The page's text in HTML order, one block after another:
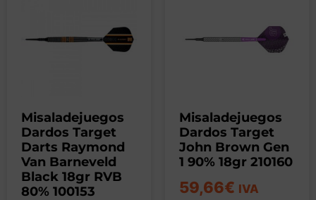
Misaladejuegos
Dardos Target
Darts Raymond
Van Barneveld
Black 18gr RVB
80% 100153
Misaladejuegos
Dardos Target
John Brown Gen
1 90% 18gr 210160
59,66€ IVA